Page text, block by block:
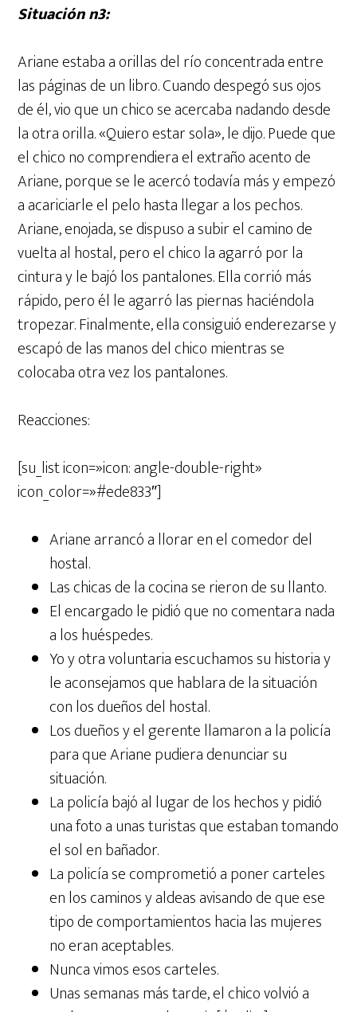
Situación nº3:
Ariane estaba a orillas del río concentrada entre
las páginas de un libro. Cuando despegó sus ojos
de él, vio que un chico se acercaba nadando desde
la otra orilla. «Quiero estar sola», le dijo. Puede que
el chico no comprendiera el extraño acento de
Ariane, porque se le acercó todavía más y empezó
a acariciarle el pelo hasta llegar a los pechos.
Ariane, enojada, se dispuso a subir el camino de
vuelta al hostal, pero el chico la agarró por la
cintura y le bajó los pantalones. Ella corrió más
rápido, pero él le agarró las piernas haciéndola
tropezar. Finalmente, ella consiguió enderezarse y
escapó de las manos del chico mientras se
colocaba otra vez los pantalones.
Reacciones:
[su_list icon=»icon: angle-double-right»
icon_color=»#ede833″]
Ariane arrancó a llorar en el comedor del
hostal.
Las chicas de la cocina se rieron de su llanto.
El encargado le pidió que no comentara nada
a los huéspedes.
Yo y otra voluntaria escuchamos su historia y
le aconsejamos que hablara de la situación
con los dueños del hostal.
Los dueños y el gerente llamaron a la policía
para que Ariane pudiera denunciar su
situación.
La policía bajó al lugar de los hechos y pidió
una foto a unas turistas que estaban tomando
el sol en bañador.
La policía se comprometió a poner carteles
en los caminos y aldeas avisando de que ese
tipo de comportamientos hacia las mujeres
no eran aceptables.
Nunca vimos esos carteles.
Unas semanas más tarde, el chico volvió a